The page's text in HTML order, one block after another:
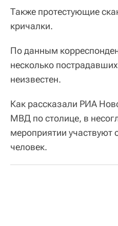
Также протестующие
кричалки.
По данным
несколько
неизвестен.
Как рассказали РИА
МВД по столице, в
мероприятии участвуют
человек.